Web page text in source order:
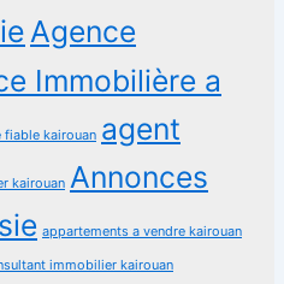
Agence
Immobilière a
fiable kairouan agent
kairouan Annonces
appartements a vendre kairouan
immobilier kairouan